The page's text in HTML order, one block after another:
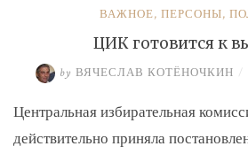
ВАЖНОЕ, ПЕРСОНЫ,
ЦИК готовится к
by ВЯЧЕСЛАВ КОТЁНОЧКИН /
Центральная избирательная
действительно приняла